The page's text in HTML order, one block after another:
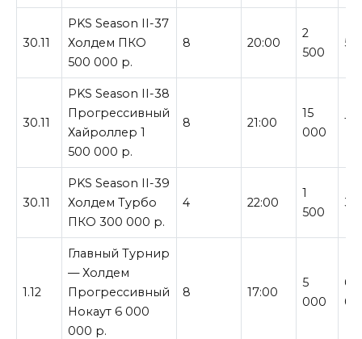
30.11
PKS Season II-37
Холдем ПКО
500 000 р.
8 20:00
2
500
30.11
PKS Season II-38
Прогрессивный
Хайроллер 1
500 000 р.
8 21:00
15
000
1
30.11
PKS Season II-39
Холдем Турбо
ПКО 300 000 р.
4 22:00
1
500
1.12
Главный Турнир
— Холдем
Прогрессивный
Нокаут 6 000
000 р.
8 17:00
5
000
6